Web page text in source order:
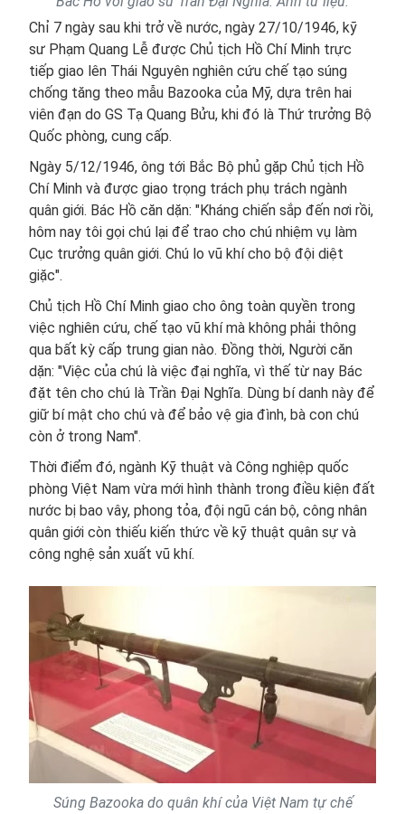
Chỉ 7 ngày sau khi trở về nước, ngày 27/10/1946, kỹ
sư Phạm Quang Lễ được Chủ tịch Hồ Chí Minh trực
tiếp giao lên Thái Nguyên nghiên cứu chế tạo súng
chống tăng theo mẫu Bazooka của Mỹ, dựa trên hai
viên đạn do GS Tạ Quang Bửu, khi đó là Thứ trưởng Bộ
Quốc phòng, cung cấp.
Ngày 5/12/1946, ông tới Bắc Bộ phủ gặp Chủ tịch Hồ
Chí Minh và được giao trọng trách phụ trách ngành
quân giới. Bác Hồ căn dặn: "Kháng chiến sắp đến nơi rồi,
hôm nay tôi gọi chú lại để trao cho chú nhiệm vụ làm
Cục trưởng quân giới. Chú lo vũ khí cho bộ đội diệt
giặc".
Chủ tịch Hồ Chí Minh giao cho ông toàn quyền trong
việc nghiên cứu, chế tạo vũ khí mà không phải thông
qua bất kỳ cấp trung gian nào. Đồng thời, Người căn
dặn: "Việc của chú là việc đại nghĩa, vì thế từ nay Bác
đặt tên cho chú là Trần Đại Nghĩa. Dùng bí danh này để
giữ bí mật cho chú và để bảo vệ gia đình, bà con chú
còn ở trong Nam".
Thời điểm đó, ngành Kỹ thuật và Công nghiệp quốc
phòng Việt Nam vừa mới hình thành trong điều kiện đất
nước bị bao vây, phong tỏa, đội ngũ cán bộ, công nhân
quân giới còn thiếu kiến thức về kỹ thuật quân sự và
công nghệ sản xuất vũ khí.
Súng Bazooka do quân khí của Việt Nam tự chế